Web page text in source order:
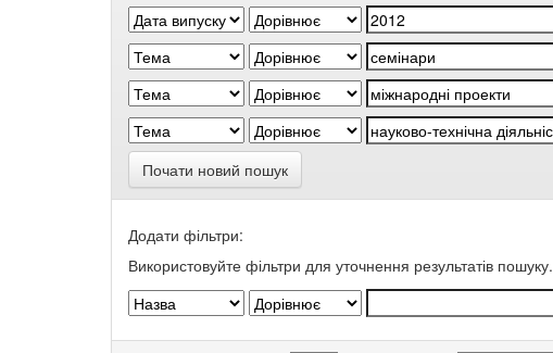
Почати новий пошук
Додати фільтри:
Використовуйте фільтри для уточнення результатів пошуку.